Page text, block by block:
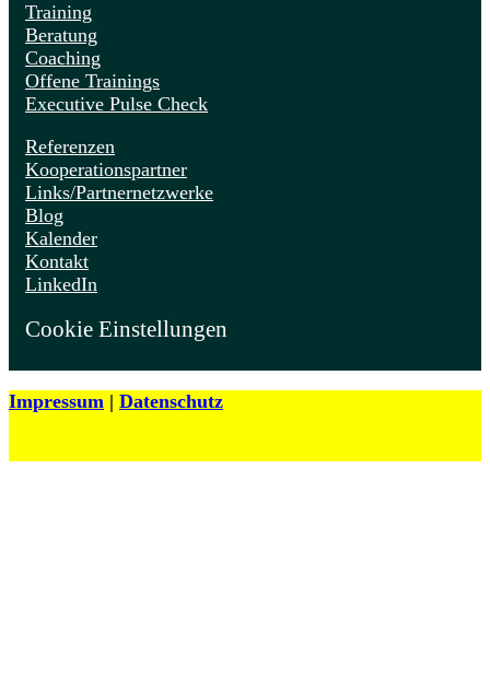
Training
Beratung
Coaching
Offene Trainings
Executive Pulse Check
Referenzen
Kooperationspartner
Links/Partnernetzwerke
Blog
Kalender
Kontakt
LinkedIn
Cookie Einstellungen
Impressum | Datenschutz